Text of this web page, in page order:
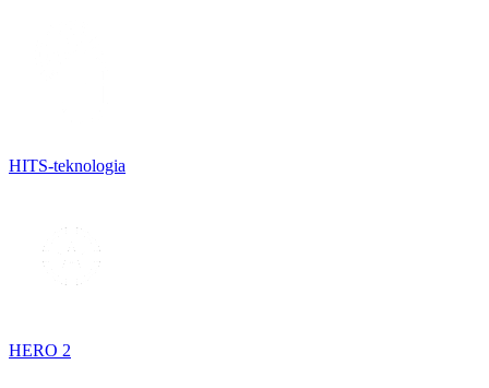
HITS-teknologia
HERO 2